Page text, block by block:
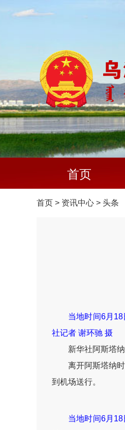
首页
首页 > 资讯中心 > 头条
当地时间6月
社记者 谢环驰 摄
新华社阿斯塔
离开阿斯塔纳
到机场送行。
当地时间6月